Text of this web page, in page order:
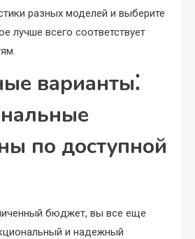
разных моделей и выберите
лучше всего соответствует
варианты⁚
по доступной
бюджет, вы все еще
и надежный